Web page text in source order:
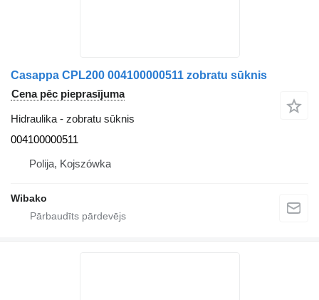
Casappa CPL200 004100000511 zobratu sūknis
Cena pēc pieprasījuma
Hidraulika - zobratu sūknis
004100000511
Polija, Kojszówka
Wibako